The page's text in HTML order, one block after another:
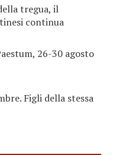
tregua, il
continua
26-30 agosto
Figli della stessa